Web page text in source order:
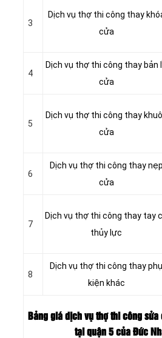
3
Dịch vụ thợ thi công thay
cửa
4
Dịch vụ thợ thi công thay bản
cửa
5
Dịch vụ thợ thi công thay
cửa
6
Dịch vụ thợ thi công thay nẹp
cửa
7
Dịch vụ thợ thi công thay tay
thủy lực
8
Dịch vụ thợ thi công thay phụ
kiện khác
Bảng giá dịch vụ thợ thi công
tại quận 5 của Đức